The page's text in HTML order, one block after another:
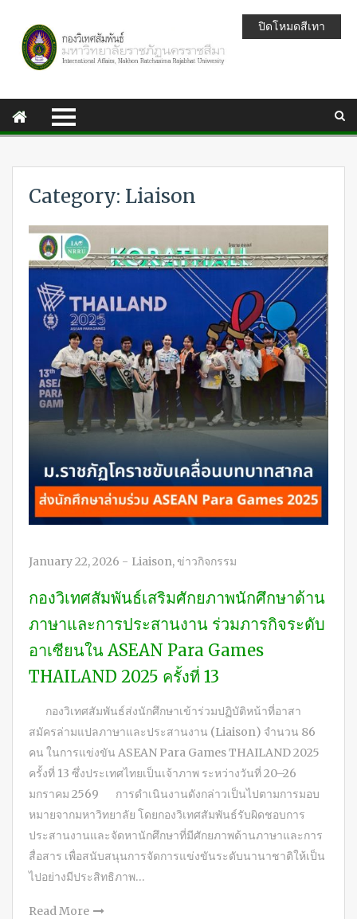
Category: Liaison
January 22, 2026 - Liaison,ข่าวกิจกรรม
กองวิเทศสัมพันธ์เสริมศักยภาพนักศึกษาด้าน
ภาษาและการประสานงาน ร่วมภารกิจระดับ
อาเซียนใน ASEAN Para Games
THAILAND 2025 ครั้งที่ 13
กองวิเทศสัมพันธ์ส่งนักศึกษาเข้าร่วมปฏิบัติหน้าที่อาสา
สมัครล่ามแปลภาษาและประสานงาน (Liaison) จำนวน 86
คน ในการแข่งขัน ASEAN Para Games THAILAND 2025
ครั้งที่ 13 ซึ่งประเทศไทยเป็นเจ้าภาพ ระหว่างวันที่ 20–26
มกราคม 2569 การดำเนินงานดังกล่าวเป็นไปตามการมอบ
หมายจากมหาวิทยาลัย โดยกองวิเทศสัมพันธ์รับผิดชอบการ
ประสานงานและจัดหานักศึกษาที่มีศักยภาพด้านภาษาและการ
สื่อสาร เพื่อสนับสนุนการจัดการแข่งขันระดับนานาชาติให้เป็น
ไปอย่างมีประสิทธิภาพ…
Read More
ปิดโหมดสีเทา